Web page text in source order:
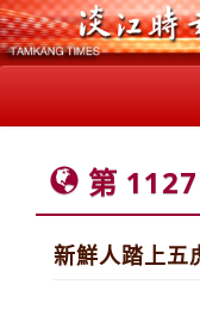
第
新鮮人踏上五